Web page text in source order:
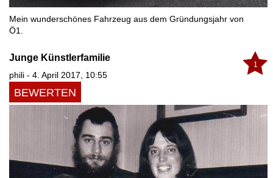
Mein wunderschönes Fahrzeug aus dem Gründungsjahr von
Ö1.
1
Junge Künstlerfamilie
phili - 4. April 2017, 10:55
BEWERTEN